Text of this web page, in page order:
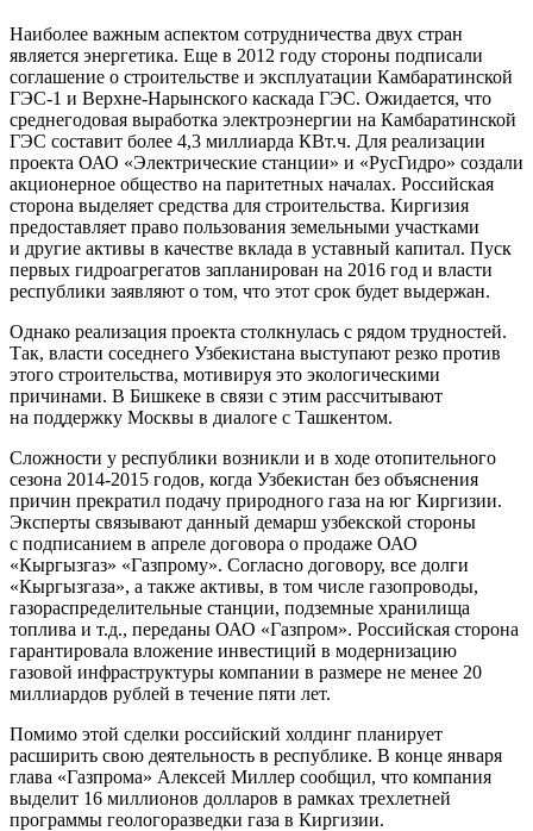
Наиболее важным аспектом сотрудничества двух стран
является энергетика. Еще в 2012 году стороны подписали
соглашение о строительстве и эксплуатации Камбаратинской
ГЭС-1 и Верхне-Нарынского каскада ГЭС. Ожидается, что
среднегодовая выработка электроэнергии на Камбаратинской
ГЭС составит более 4,3 миллиарда КВт.ч. Для реализации
проекта ОАО «Электрические станции» и «РусГидро» создали
акционерное общество на паритетных началах. Российская
сторона выделяет средства для строительства. Киргизия
предоставляет право пользования земельными участками
и другие активы в качестве вклада в уставный капитал. Пуск
первых гидроагрегатов запланирован на 2016 год и власти
республики заявляют о том, что этот срок будет выдержан.
Однако реализация проекта столкнулась с рядом трудностей.
Так, власти соседнего Узбекистана выступают резко против
этого строительства, мотивируя это экологическими
причинами. В Бишкеке в связи с этим рассчитывают
на поддержку Москвы в диалоге с Ташкентом.
Сложности у республики возникли и в ходе отопительного
сезона 2014-2015 годов, когда Узбекистан без объяснения
причин прекратил подачу природного газа на юг Киргизии.
Эксперты связывают данный демарш узбекской стороны
с подписанием в апреле договора о продаже ОАО
«Кыргызгаз» «Газпрому». Согласно договору, все долги
«Кыргызгаза», а также активы, в том числе газопроводы,
газораспределительные станции, подземные хранилища
топлива и т.д., переданы ОАО «Газпром». Российская сторона
гарантировала вложение инвестиций в модернизацию
газовой инфраструктуры компании в размере не менее 20
миллиардов рублей в течение пяти лет.
Помимо этой сделки российский холдинг планирует
расширить свою деятельность в республике. В конце января
глава «Газпрома» Алексей Миллер сообщил, что компания
выделит 16 миллионов долларов в рамках трехлетней
программы геологоразведки газа в Киргизии.